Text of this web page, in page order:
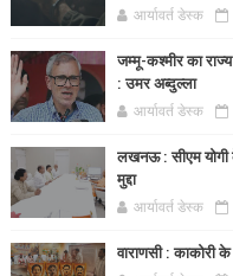
आर्यावर्त डेस्क
जम्मू-कश्मीर का
: उमर अब्दुल्ला
आर्यावर्त डेस्क
लखनऊ : सीएम योगी
मुद्दा
आर्यावर्त डेस्क
वाराणसी : काकोरी